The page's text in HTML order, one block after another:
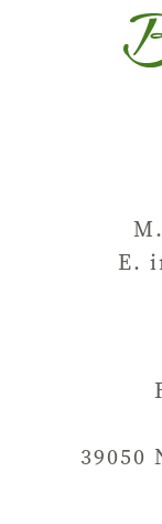
E.
39050